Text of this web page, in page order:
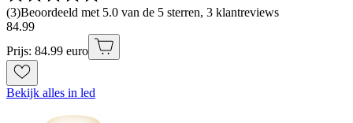
(3)Beoordeeld met 5.0 van de 5 sterren, 3 klantreviews
84.99
Prijs: 84.99 euro
Bekijk alles in led